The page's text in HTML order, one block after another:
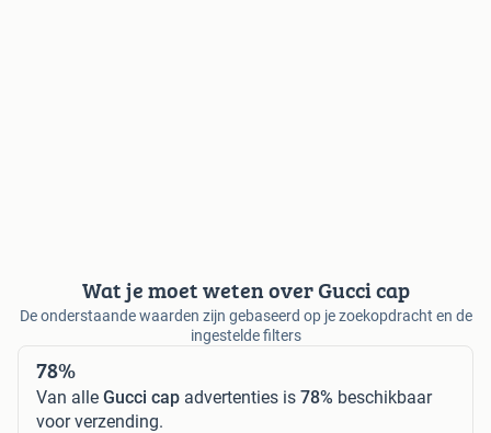
Wat je moet weten over Gucci cap
De onderstaande waarden zijn gebaseerd op je zoekopdracht en de
ingestelde filters
78%
Van alle Gucci cap advertenties is 78% beschikbaar
voor verzending.